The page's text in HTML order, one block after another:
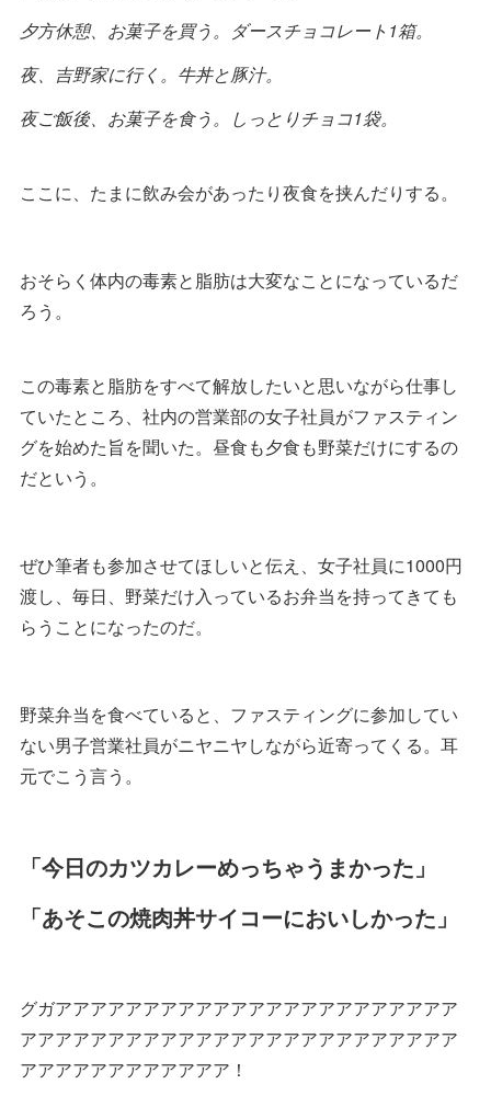
夕方休憩、お菓子を買う。ダースチョコレート1箱。
夜、吉野家に行く。牛丼と豚汁。
夜ご飯後、お菓子を食う。しっとりチョコ1袋。
ここに、たまに飲み会があったり夜食を挟んだりする。
おそらく体内の毒素と脂肪は大変なことになっているだ
ろう。
この毒素と脂肪をすべて解放したいと思いながら仕事し
ていたところ、社内の営業部の女子社員がファスティン
グを始めた旨を聞いた。昼食も夕食も野菜だけにするの
だという。
ぜひ筆者も参加させてほしいと伝え、女子社員に1000円
渡し、毎日、野菜だけ入っているお弁当を持ってきても
らうことになったのだ。
野菜弁当を食べていると、ファスティングに参加してい
ない男子営業社員がニヤニヤしながら近寄ってくる。耳
元でこう言う。
「今日のカツカレーめっちゃうまかった」
「あそこの焼肉丼サイコーにおいしかった」
グガアアアアアアアアアアアアアアアアアアアアアアア
アアアアアアアアアアアアアアアアアアアアアアアアア
アアアアアアアアアアアア！